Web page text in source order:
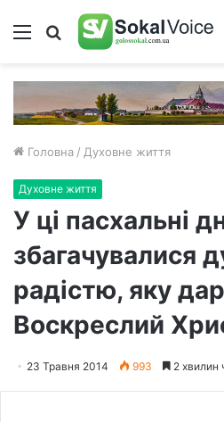
Меню Пошук
Головна / Духовне життя
Духовне життя
У ці пасхальні
збагачувалися
радістю, яку
Воскреслий
23 Травня 2014 993 2 хвилин